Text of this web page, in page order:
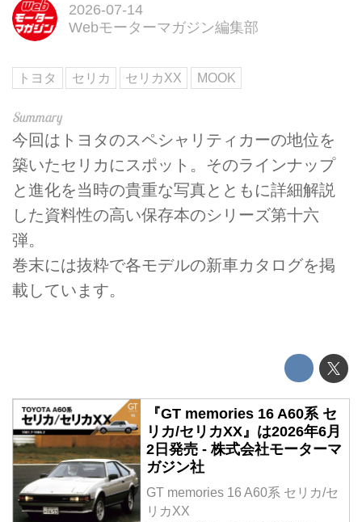
2026-07-14
Webモーターマガジン編集部
トヨタ セリカ セリカXX MOOK
今回はトヨタのスペシャリティカーの地位を
築いたセリカにスポット。そのラインナップ
と進化を当時の貴重な写真とともに詳細解説
した資料性の高い保存本のシリーズ第十六
弾。
巻末には抜粋で各モデルの新車カタログを掲
載しています。
『GT memories 16 A60系 セ
リカ/セリカXX』は2026年6月
2日発売 - 株式会社モーターマ
ガジン社
GT memories 16 A60系 セリカ/セ
リカXX